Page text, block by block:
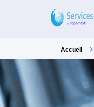
Accueil